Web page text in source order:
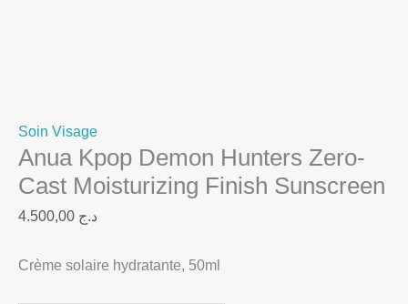
Soin Visage
Anua Kpop Demon Hunters Zero-
Cast Moisturizing Finish Sunscreen
د.ج
Crème solaire hydratante, 50ml